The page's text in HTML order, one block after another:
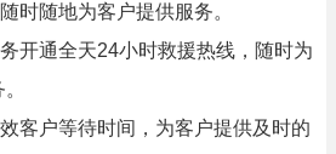
时随地为客户提供服务。
开通全天24小时救援热线，随时为
客户等待时间，为客户提供及时的